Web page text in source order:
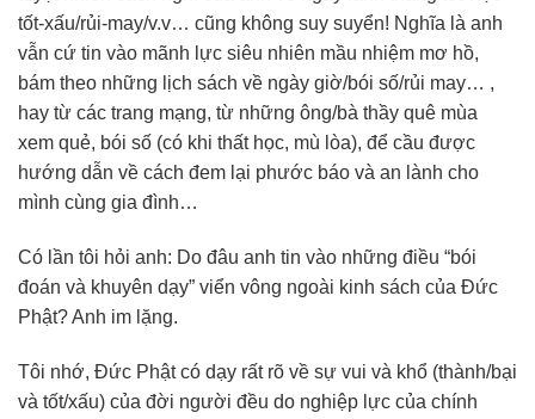
tốt-xấu/rủi-may/v.v… cũng không suy suyển! Nghĩa là anh
vẫn cứ tin vào mãnh lực siêu nhiên mầu nhiệm mơ hồ,
bám theo những lịch sách về ngày giờ/bói số/rủi may… ,
hay từ các trang mạng, từ những ông/bà thầy quê mùa
xem quẻ, bói số (có khi thất học, mù lòa), để cầu được
hướng dẫn về cách đem lại phước báo và an lành cho
mình cùng gia đình…
Có lần tôi hỏi anh: Do đâu anh tin vào những điều “bói
đoán và khuyên dạy” viển vông ngoài kinh sách của Đức
Phật? Anh im lặng.
Tôi nhớ, Đức Phật có dạy rất rõ về sự vui và khổ (thành/bại
và tốt/xấu) của đời người đều do nghiệp lực của chính